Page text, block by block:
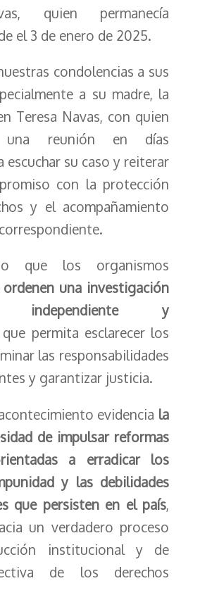
quien permanecía
el 3 de enero de 2025.
condolencias a sus
a su madre, la
Teresa Navas, con quien
una reunión en días
escuchar su caso y reiterar
con la protección
y el acompañamiento
que los organismos
ordenen una investigación
independiente y
permita esclarecer los
las responsabilidades
y garantizar justicia.
evidencia la
de impulsar reformas
a erradicar los
y las debilidades
que persisten en el país,
un verdadero proceso
institucional y de
de los derechos